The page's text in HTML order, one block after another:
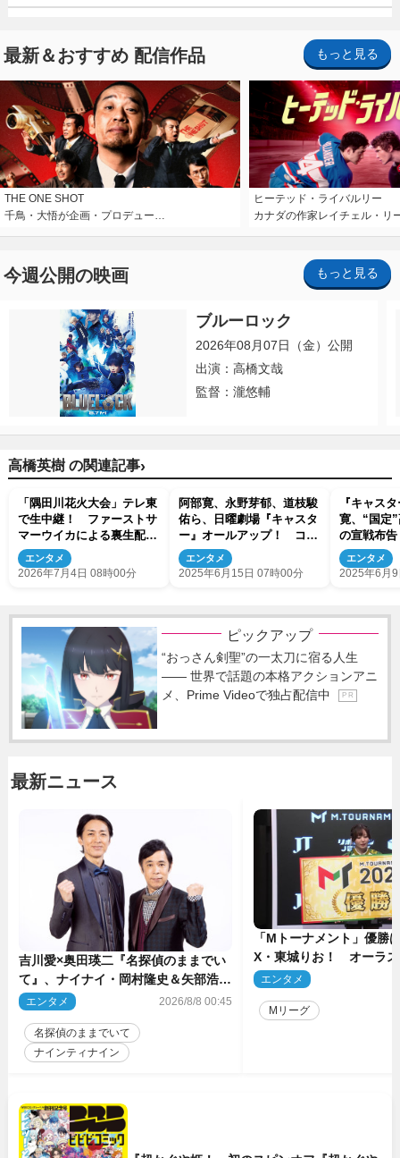
最新＆おすすめ 配信作品 もっと見る
THE ONE SHOT
千鳥・大悟が企画・プロデュー…
ヒーテッド・ライバルリー
カナダの作家レイチェル・リ
今週公開の映画 もっと見る
ブルーロック
2026年08月07日（金）公開
出演：高橋文哉
監督：瀧悠輔
高橋英樹 の関連記事›
「隅田川花火大会」テレ東
で生中継！ ファーストサ
マーウイカによる裏生配信
も決定
エンタメ
2026年7月4日 08時00分
阿部寛、永野芽郁、道枝駿
佑ら、日曜劇場『キャスタ
ー』オールアップ！ コメ
ント到着
エンタメ
2025年6月15日 07時00分
『キャス
寛、“国定
の宣戦布
然「極悪
い」（ネ
エンタメ
2025年6月
ピックアップ
“おっさん剣聖”の一太刀に宿る人生
―― 世界で話題の本格アクションアニ
メ、Prime Videoで独占配信中
P R
最新ニュース
吉川愛×奥田瑛二『名探偵のままでい
て』、ナイナイ・岡村隆史＆矢部浩之
のゲスト出演が決定！
エンタメ 2026/8/8 00:45
名探偵のままでいて
ナインティナイン
「Mトーナメント」優勝
X・東城りお！ オーラス
後は自ら和了って幕引き
エンタメ
Mリーグ